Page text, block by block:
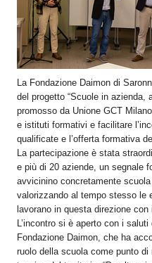
La Fondazione Daimon di
del progetto “Scuole in azienda,
promosso da Unione GCT
e istituti formativi e facilitare
qualificate e l’offerta formativa
La partecipazione è stata
e più di 20 aziende, un segnale
avvicinino concretamente
valorizzando al tempo stesso le
lavorano in questa direzione con
L’incontro si è aperto con i
Fondazione Daimon, che ha
ruolo della scuola come punto